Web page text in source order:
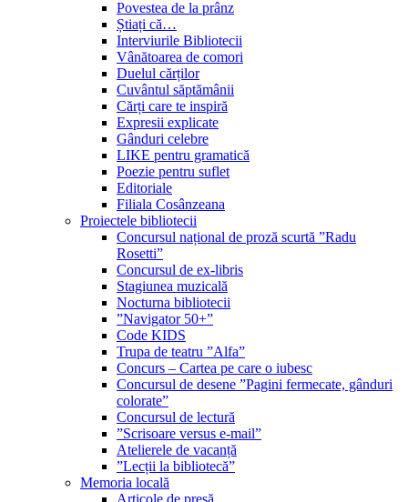
Povestea de la prânz
Știați că…
Interviurile Bibliotecii
Vânătoarea de comori
Duelul cărților
Cuvântul săptămânii
Cărți care te inspiră
Expresii explicate
Gânduri celebre
LIKE pentru gramatică
Poezie pentru suflet
Editoriale
Filiala Cosânzeana
Proiectele bibliotecii
Concursul național de proză scurtă ”Radu
Rosetti”
Concursul de ex-libris
Stagiunea muzicală
Nocturna bibliotecii
”Navigator 50+”
Code KIDS
Trupa de teatru ”Alfa”
Concurs – Cartea pe care o iubesc
Concursul de desene ”Pagini fermecate, gânduri
colorate”
Concursul de lectură
”Scrisoare versus e-mail”
Atelierele de vacanță
”Lecții la bibliotecă”
Memoria locală